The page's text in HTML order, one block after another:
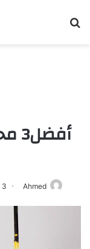
Ahmed 3 سبتمبر، 2022